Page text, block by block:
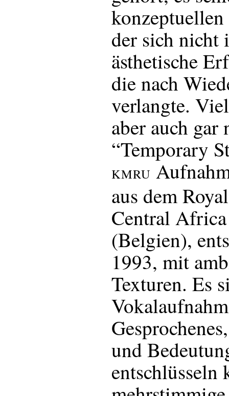
der sich nicht
ästhetische
die nach
verlangte.
aber auch
“Temporary
KMRU
aus dem
Central
(Belgien),
1993, mit
Texturen. Es
und
entschlüsseln